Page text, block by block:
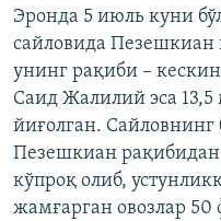
Эронда 5 июль куни
сайловида Пезешкиан
унинг рақиби –
Саид Жалилий эса 13,5
йиғолган.
Пезешкиан рақибидан
кўпроқ олиб,
жамғарган овозлар 50